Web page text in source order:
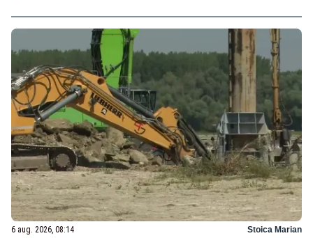
6 aug. 2026, 08:14 Stoica Marian